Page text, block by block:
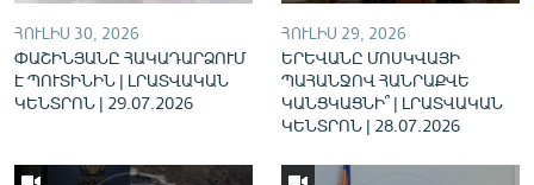
Русский
ՀՈՒԼԻՍ 30, 2026
ՓԱՇԻՆՅԱՆԸ ՀԱԿԱԴԱՐՁՈՒՄ
Է ՊՈՒՏԻՆԻՆ | ԼՐԱՏՎԱԿԱՆ
ԿԵՆՏՐՈՆ | 29.07.2026
ՀՈՒԼԻՍ 29, 2026
ԵՐԵՎԱՆԸ ՄՈՍԿՎԱՅԻ
ՊԱՀԱՆՋՈՎ ՀԱՆՐԱՔՎԵ
ԿԱՆՑԿԱՑՆԻ՞ | ԼՐԱՏՎԱԿԱՆ
ԿԵՆՏՐՈՆ | 28.07.2026